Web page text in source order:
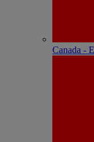
Canada -